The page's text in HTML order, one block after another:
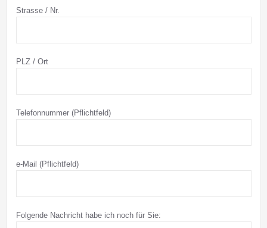
Strasse / Nr.
PLZ / Ort
Telefonnummer (Pflichtfeld)
e-Mail (Pflichtfeld)
Folgende Nachricht habe ich noch für Sie: